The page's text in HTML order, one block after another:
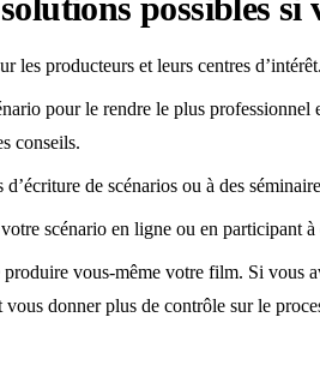
les producteurs et leurs centres
pour le rendre le plus
conseils.
d’écriture de scénarios ou à des
scénario en ligne ou en participant
produire vous-même votre film. Si vous
vous donner plus de contrôle sur le